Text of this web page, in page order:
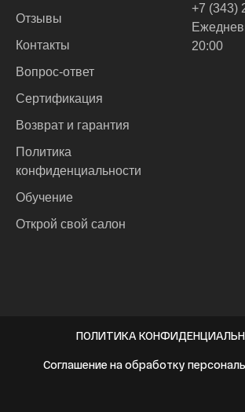
Отзывы
Контакты
Вопрос-ответ
Сертификация
Возврат и гарантия
Политика
конфиденциальности
Обучение
Открой свой салон
+7 (343)
20:00
ПОЛИТИКА
Соглашение на обработку